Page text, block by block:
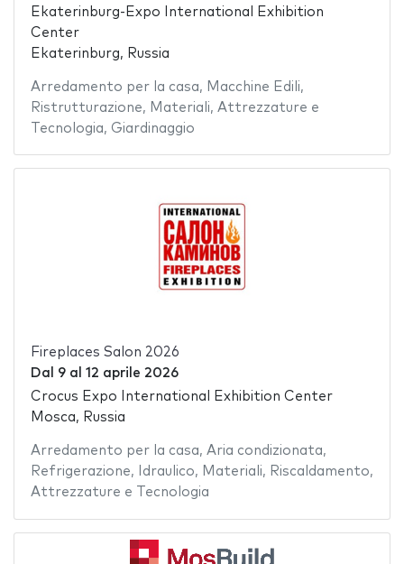
Ekaterinburg-Expo International Exhibition
Center
Ekaterinburg, Russia
Arredamento per la casa, Macchine Edili,
Ristrutturazione, Materiali, Attrezzature e
Tecnologia, Giardinaggio
Fireplaces Salon 2026
Dal 9al 12 aprile 2026
Crocus Expo International Exhibition Center
Mosca, Russia
Arredamento per la casa, Aria condizionata,
Refrigerazione, Idraulico, Materiali, Riscaldamento,
Attrezzature e Tecnologia